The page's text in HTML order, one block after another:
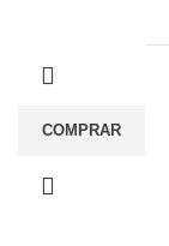
COMPRAR